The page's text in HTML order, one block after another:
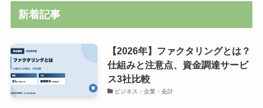
新着記事
【2026年】ファクタリングとは？
仕組みと注意点、資金調達サービ
ス3社比較
ビジネス・企業・会計